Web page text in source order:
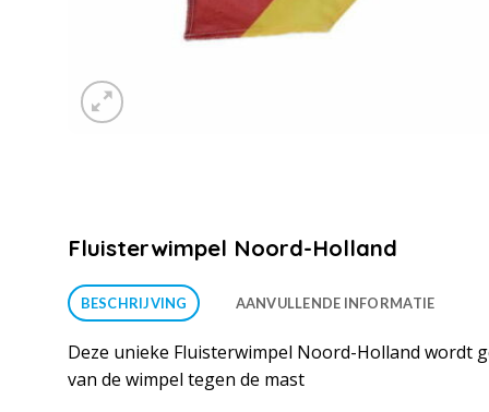
Fluisterwimpel Noord-Holland
BESCHRIJVING AANVULLENDE INFORMATIE
Deze unieke Fluisterwimpel Noord-Holland wordt
van de wimpel tegen de mast